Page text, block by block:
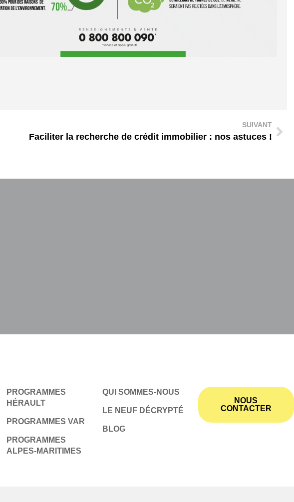
SUIVANT
Faciliter la recherche de crédit immobilier : nos astuces !
PROGRAMMES
HÉRAULT
PROGRAMMES VAR
PROGRAMMES
ALPES-MARITIMES
QUI SOMMES-NOUS
LE NEUF DÉCRYPTÉ
BLOG
NOUS
CONTACTER